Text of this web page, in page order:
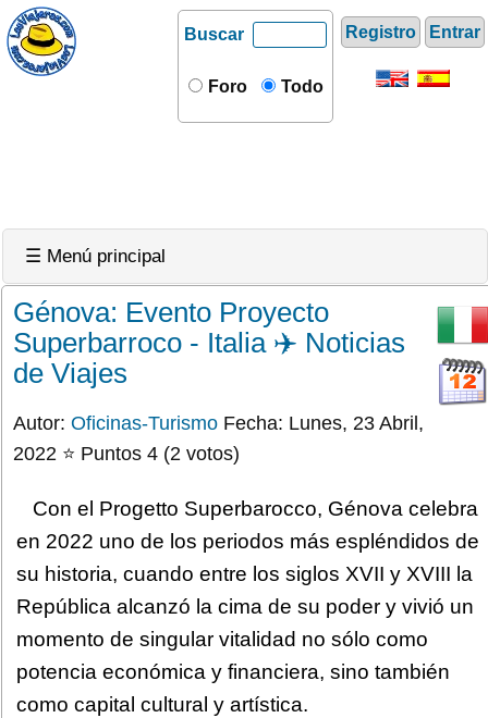
Registro Entrar
Buscar
Foro Todo
☰ Menú principal
Génova: Evento Proyecto
Superbarroco - Italia ✈️ Noticias
de Viajes
Autor: Oficinas-Turismo Fecha: Lunes, 23 Abril,
2022 ⭐ Puntos 4 (2 votos)
Con el Progetto Superbarocco, Génova celebra
en 2022 uno de los periodos más espléndidos de
su historia, cuando entre los siglos XVII y XVIII la
República alcanzó la cima de su poder y vivió un
momento de singular vitalidad no sólo como
potencia económica y financiera, sino también
como capital cultural y artística.